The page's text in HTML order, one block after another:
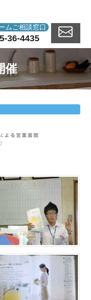
ムご相談窓口
36-4435
催